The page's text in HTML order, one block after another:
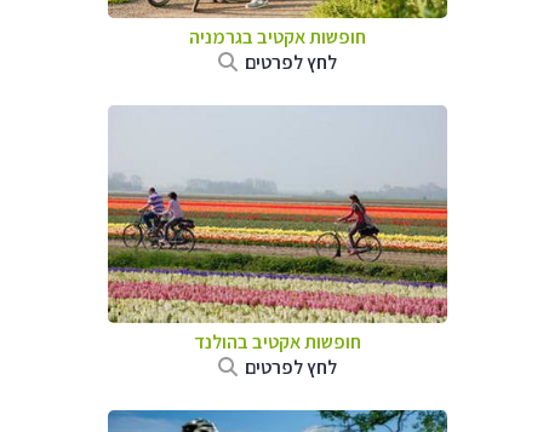
חופשות אקטיב בגרמניה
לחץ לפרטים
חופשות אקטיב בהולנד
לחץ לפרטים